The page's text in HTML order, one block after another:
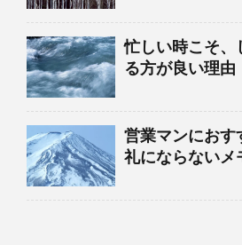
忙しい時こそ、
る方が良い理由
営業マンにおす
礼にならないメ